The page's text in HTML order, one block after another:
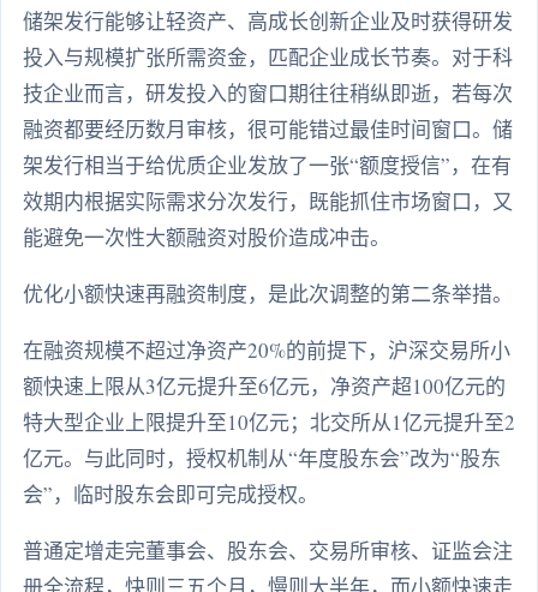
储架发行能够让轻资产、高成长创新企业及时获得研发
投入与规模扩张所需资金，匹配企业成长节奏。对于科
技企业而言，研发投入的窗口期往往稍纵即逝，若每次
融资都要经历数月审核，很可能错过最佳时间窗口。储
架发行相当于给优质企业发放了一张“额度授信”，在有
效期内根据实际需求分次发行，既能抓住市场窗口，又
能避免一次性大额融资对股价造成冲击。
优化小额快速再融资制度，是此次调整的第二条举措。
在融资规模不超过净资产20%的前提下，沪深交易所小
额快速上限从3亿元提升至6亿元，净资产超100亿元的
特大型企业上限提升至10亿元；北交所从1亿元提升至2
亿元。与此同时，授权机制从“年度股东会”改为“股东
会”，临时股东会即可完成授权。
普通定增走完董事会、股东会、交易所审核、证监会注